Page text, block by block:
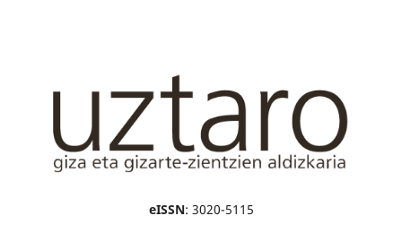
eISSN: 3020-5115